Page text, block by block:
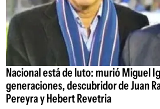
Nacional está de luto: murió Miguel
generaciones, descubridor de Juan
Pereyra y Hebert Revetria